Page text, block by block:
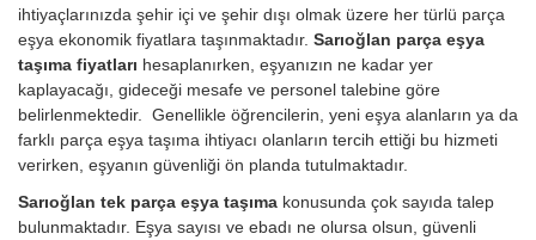
ihtiyaçlarınızda şehir içi ve şehir dışı olmak üzere her türlü parça
eşya ekonomik fiyatlara taşınmaktadır. Sarıoğlan parça eşya
taşıma fiyatları hesaplanırken, eşyanızın ne kadar yer
kaplayacağı, gideceği mesafe ve personel talebine göre
belirlenmektedir. Genellikle öğrencilerin, yeni eşya alanların ya da
farklı parça eşya taşıma ihtiyacı olanların tercih ettiği bu hizmeti
verirken, eşyanın güvenliği ön planda tutulmaktadır.
Sarıoğlan tek parça eşya taşıma konusunda çok sayıda talep
bulunmaktadır. Eşya sayısı ve ebadı ne olursa olsun, güvenli